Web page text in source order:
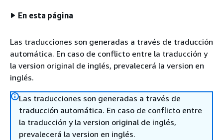
En esta página
Las traducciones son generadas a través de traducción
automática. En caso de conflicto entre la traducción y
la version original de inglés, prevalecerá la version en
inglés.
Las traducciones son generadas a través de
traducción automática. En caso de conflicto entre
la traducción y la version original de inglés,
prevalecerá la version en inglés.